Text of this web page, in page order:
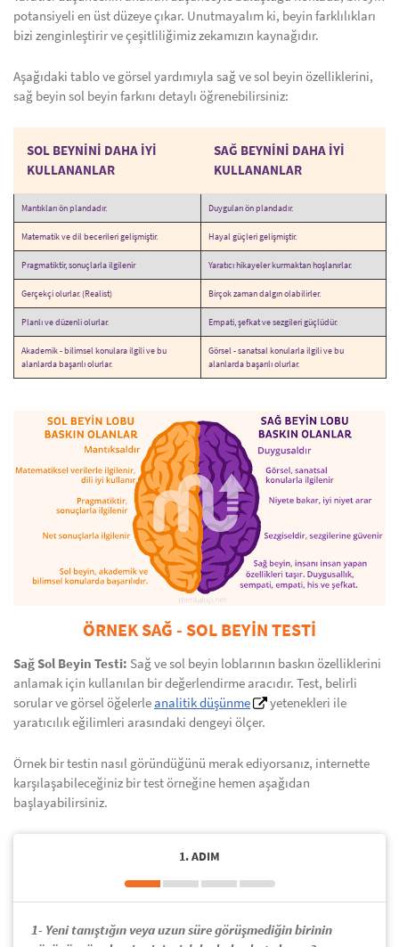
potansiyeli en üst düzeye çıkar. Unutmayalım ki, beyin farklılıkları
bizi zenginleştirir ve çeşitliliğimiz zekamızın kaynağıdır.
Aşağıdaki tablo ve görsel yardımıyla sağ ve sol beyin özelliklerini,
sağ beyin sol beyin farkını detaylı öğrenebilirsiniz:
SOL BEYNİNİ DAHA İYİ
KULLANANLAR
SAĞ BEYNİNİ DAHA İYİ
KULLANANLAR
Mantıkları ön plandadır. Duyguları ön plandadır.
Matematik ve dil becerileri gelişmiştir. Hayal güçleri gelişmiştir.
Pragmatiktir, sonuçlarla ilgilenir Yaratıcı hikayeler kurmaktan hoşlanırlar.
Gerçekçi olurlar. (Realist) Birçok zaman dalgın olabilirler.
Planlı ve düzenli olurlar. Empati, şefkat ve sezgileri güçlüdür.
Akademik - bilimsel konulara ilgili ve bu
alanlarda başarılı olurlar.
Görsel - sanatsal konularla ilgili ve bu
alanlarda başarılı olurlar.
ÖRNEK SAĞ - SOL BEYİN TESTİ
Sağ Sol Beyin Testi: Sağ ve sol beyin loblarının baskın özelliklerini
anlamak için kullanılan bir değerlendirme aracıdır. Test, belirli
sorular ve görsel öğelerleanalitik düşünme
yetenekleri ile
yaratıcılık eğilimleri arasındaki dengeyi ölçer.
Örnek bir testin nasıl göründüğünü merak ediyorsanız, internette
karşılaşabileceğiniz bir test örneğine hemen aşağıdan
başlayabilirsiniz.
1. ADIM
1- Yeni tanıştığın veya uzun süre görüşmediğin birinin